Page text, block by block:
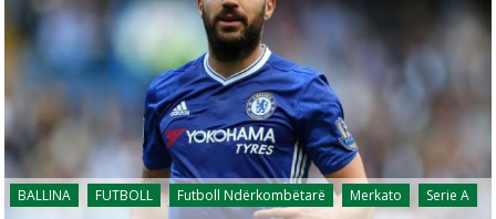
BALLINA FUTBOLL Futboll Ndërkombëtarë Merkato Serie A